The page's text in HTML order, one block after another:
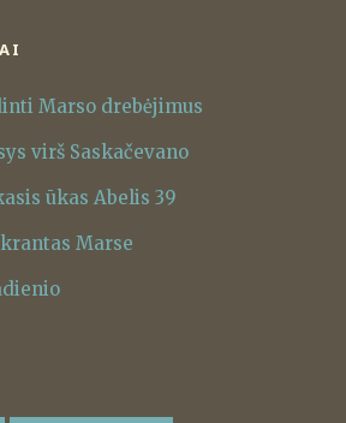
Marso drebėjimus
virš Saskačevano
ūkas Abelis 39
Marse